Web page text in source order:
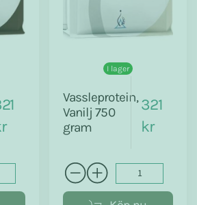
I lager
Vassleprotein,
Vanilj 750
gram
321
kr